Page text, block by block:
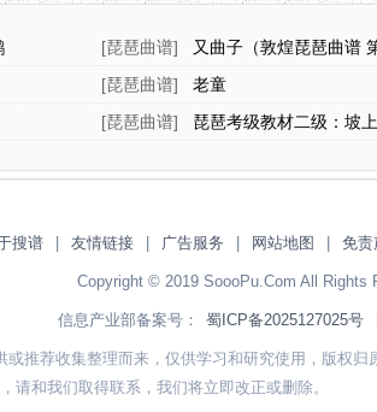
[琵琶曲谱] 又曲子（敦煌琵琶曲谱
[琵琶曲谱] 老童
[琵琶曲谱] 琵琶考级教材二级：坡
搜谱 友情链接 广告服务 网站地图 免责
Copyright © 2019 SoooPu.Com All Rights
信息产业部备案号： 蜀ICP备2025127025号
推荐收集整理而来，仅供学习和研究使用，版权
请和我们取得联系，我们将立即改正或删除。